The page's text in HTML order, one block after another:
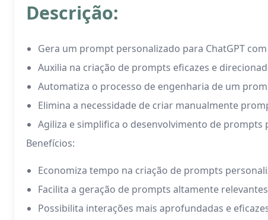
Descrição:
Gera um prompt personalizado para ChatGPT
Auxilia na criação de prompts eficazes e
Automatiza o processo de engenharia de um
Elimina a necessidade de criar manualmente
Agiliza e simplifica o desenvolvimento de prompts
Benefícios:
Economiza tempo na criação de prompts
Facilita a geração de prompts altamente
Possibilita interações mais aprofundadas e